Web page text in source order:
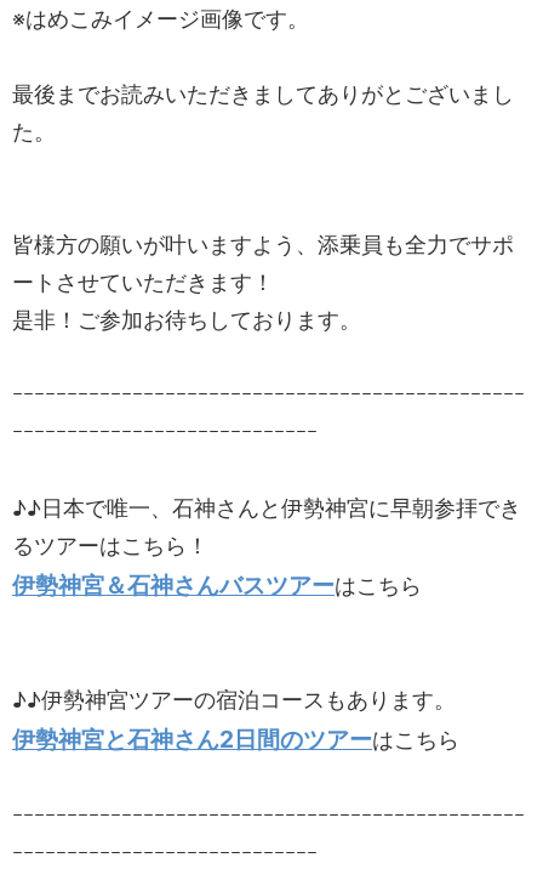
※はめこみイメージ画像です。
最後までお読みいただきましてありがとございまし
た。
皆様方の願いが叶いますよう、添乗員も全力でサポ
ートさせていただきます！
是非！ご参加お待ちしております。
ｰｰｰｰｰｰｰｰｰｰｰｰｰｰｰｰｰｰｰｰｰｰｰｰｰｰｰｰｰｰｰｰｰｰｰｰｰｰｰｰｰｰｰｰｰｰｰ
ｰｰｰｰｰｰｰｰｰｰｰｰｰｰｰｰｰｰｰｰｰｰｰｰｰｰｰｰ
♪♪日本で唯一、石神さんと伊勢神宮に早朝参拝でき
るツアーはこちら！
伊勢神宮＆石神さんバスツアーはこちら
♪♪伊勢神宮ツアーの宿泊コースもあります。
伊勢神宮と石神さん2日間のツアーはこちら
ｰｰｰｰｰｰｰｰｰｰｰｰｰｰｰｰｰｰｰｰｰｰｰｰｰｰｰｰｰｰｰｰｰｰｰｰｰｰｰｰｰｰｰｰｰｰｰ
ｰｰｰｰｰｰｰｰｰｰｰｰｰｰｰｰｰｰｰｰｰｰｰｰｰｰｰｰ